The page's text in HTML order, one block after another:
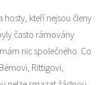
hosty, kteří nejsou členy
často rámovány
nic společného. Co
Rittigovi,